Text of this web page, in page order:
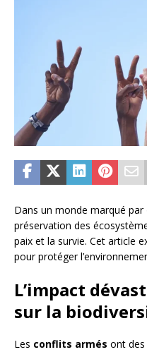
Dans un monde marqué
préservation des
paix et la survie. Cet article
pour protéger
L’impact
sur la
Les conflits armés ont des